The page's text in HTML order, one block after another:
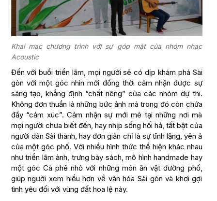
Khai mạc chương trình với sự góp mặt của nhóm nhạc
Acoustic
Đến với buổi triển lãm, mọi người sẽ có dịp khám phá Sài
gòn với một góc nhìn mới đồng thời cảm nhận được sự
sáng tạo, khẳng định “chất riêng” của các nhóm dự thi.
Không đơn thuần là những bức ảnh mà trong đó còn chứa
đầy “cảm xúc”. Cảm nhận sự mới mẻ tại những nơi mà
mọi người chưa biết đến, hay nhịp sống hối hả, tất bật của
người dân Sài thành, hay đơn giản chỉ là sự tĩnh lặng, yên ả
của một góc phố. Với nhiều hình thức thể hiện khác nhau
như triển lãm ảnh, trưng bày sách, mô hình handmade hay
một góc Cà phê nhỏ với những món ăn vặt đường phố,
giúp người xem hiểu hơn về văn hóa Sài gòn và khơi gợi
tình yêu đối với vùng đất hoa lệ này.